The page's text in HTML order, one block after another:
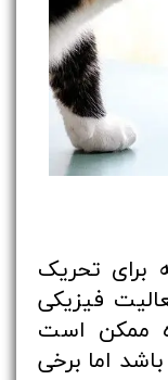
تحریک
فیزیکی
ممکن است
اما برخی